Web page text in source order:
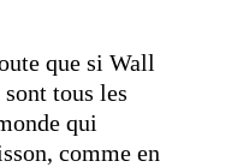
que si Wall
tous les
qui
comme en